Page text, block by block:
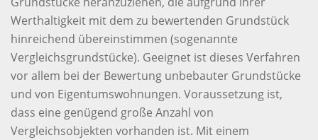
Werthaltigkeit mit dem zu bewertenden Grundstück
hinreichend übereinstimmen (sogenannte
Vergleichsgrundstücke). Geeignet ist dieses Verfahren
vor allem bei der Bewertung unbebauter Grundstücke
und von Eigentumswohnungen. Voraussetzung ist,
dass eine genügend große Anzahl von
Vergleichsobjekten vorhanden ist. Mit einem